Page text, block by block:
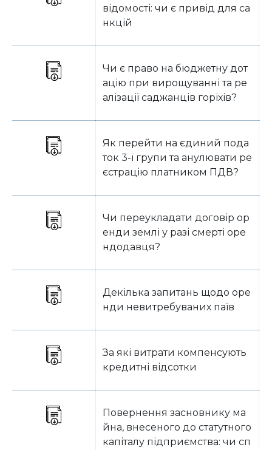
відомості: чи є привід для са
нкцій
Чи є право на бюджетну дот
ацію при вирощуванні та ре
алізації саджанців горіхів?
Як перейти на єдиний пода
ток 3-ї групи та анулювати ре
єстрацію платником ПДВ?
Чи переукладати договір ор
енди землі у разі смерті оре
ндодавця?
Декілька запитань щодо оре
нди невитребуваних паїв
За які витрати компенсують
кредитні відсотки
Повернення засновнику ма
йна, внесеного до статутного
капіталу підприємства: чи сп